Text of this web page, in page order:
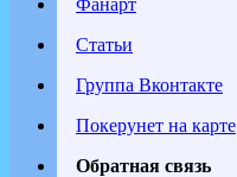
Статьи
Группа Вконтакте
Покерунет на карте
Обратная связь